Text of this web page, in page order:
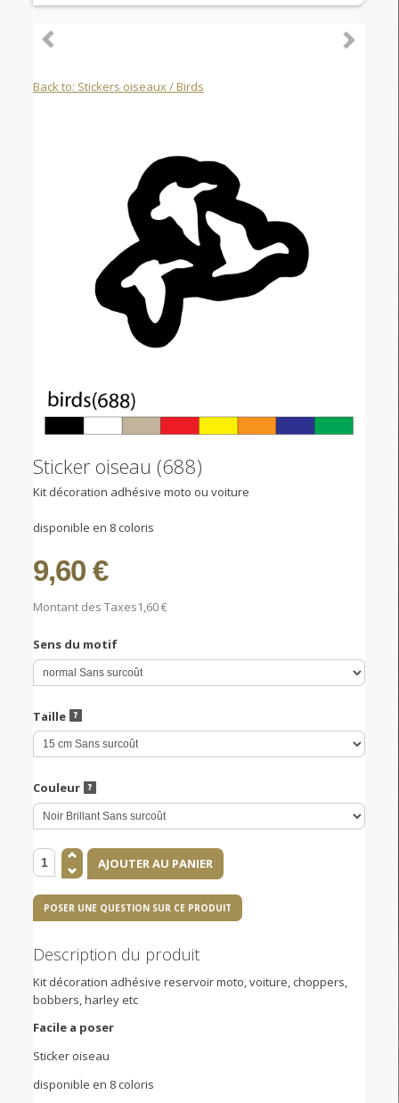
Back to: Stickers oiseaux / Birds
Sticker oiseau (688)
Kit décoration adhésive moto ou voiture
disponible en 8 coloris
9,60 €
Montant des Taxes1,60 €
Sens du motif
Taille
Couleur
POSER UNE QUESTION SUR CE PRODUIT
Description du produit
Kit décoration adhésive reservoir moto, voiture, choppers,
bobbers, harley etc
Facile a poser
Sticker oiseau
disponible en 8 coloris